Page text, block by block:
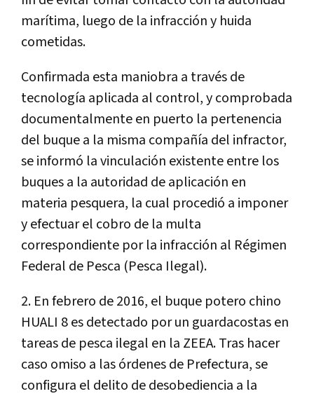
marítima, luego de la infracción y huida
cometidas.
Confirmada esta maniobra a través de
tecnología aplicada al control, y comprobada
documentalmente en puerto la pertenencia
del buque a la misma compañía del infractor,
se informó la vinculación existente entre los
buques a la autoridad de aplicación en
materia pesquera, la cual procedió a imponer
y efectuar el cobro de la multa
correspondiente por la infracción al Régimen
Federal de Pesca (Pesca Ilegal).
2. En febrero de 2016, el buque potero chino
HUALI 8 es detectado por un guardacostas en
tareas de pesca ilegal en la ZEEA. Tras hacer
caso omiso a las órdenes de Prefectura, se
configura el delito de desobediencia a la